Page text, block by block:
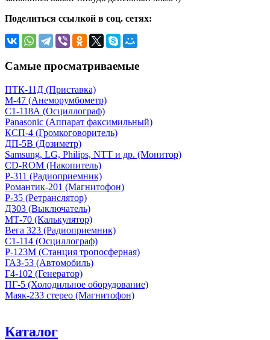
Поделиться ссылкой в соц. сетях:
Самые просматриваемые
ПТК-11Д (Приставка)
М-47 (Анеморумбометр)
С1-118А (Осциллограф)
Panasonic (Аппарат факсимильный)
КСП-4 (Громкоговоритель)
ДП-5В (Дозиметр)
Samsung, LG, Philips, NTT и др. (Монитор)
CD-ROM (Накопитель)
Р-311 (Радиоприемник)
Романтик-201 (Магнитофон)
Р-35 (Ретранслятор)
Д303 (Выключатель)
МТ-70 (Калькулятор)
Вега 323 (Радиоприемник)
С1-114 (Осциллограф)
Р-123М (Станция тропосферная)
ГАЗ-53 (Автомобиль)
Г4-102 (Генератор)
ПГ-5 (Холодильное оборудование)
Маяк-233 стерео (Магнитофон)
Каталог